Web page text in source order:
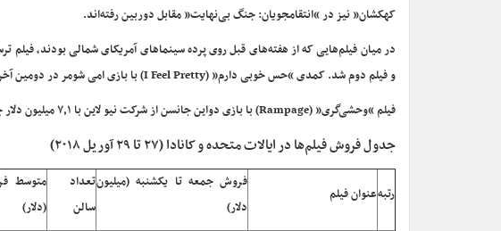
کهکشان” نیز در “انتقامجویان: جنگ بی‌نهایت” مقابل دوربین رفته‌اند.
و فیلم دوم شد. کمدی “حس خوبی دارم” (I Feel Pretty) با بازی ‌امی شومر در دومین آخر هفته اکران ۸٫۱ میلیون دلار فروخت و در رده سوم قرار گرفت.
فیلم “وحشی‌گری” (Rampage) با بازی دواین جانسن از شرکت نیو لاین با ۷٫۱ میلیون دلار چهارمین فیلم پرفروش آخر هفته در آمریکای شمالی شد.
جدول فروش فیلم‌ها در ایالات ‌متحده و کانادا (۲۷ تا ۲۹ آوریل ۲۰۱۸)
رتبهعنوان فیلم
فروش جمعه تا یکشنبه (میلیون
دلار)
تعداد
سالن
متوسط
(دلار)